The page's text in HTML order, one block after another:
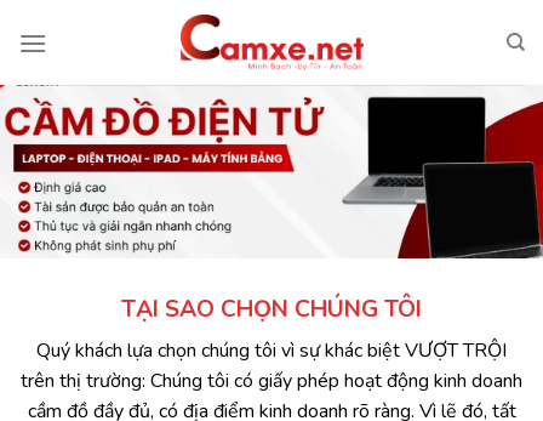
đến
dung
TẠI SAO CHỌN CHÚNG TÔI
Quý khách lựa chọn chúng tôi vì sự khác biệt VƯỢT TRỘI
trên thị trường: Chúng tôi có giấy phép hoạt động kinh doanh
cầm đồ đầy đủ, có địa điểm kinh doanh rõ ràng. Vì lẽ đó, tất